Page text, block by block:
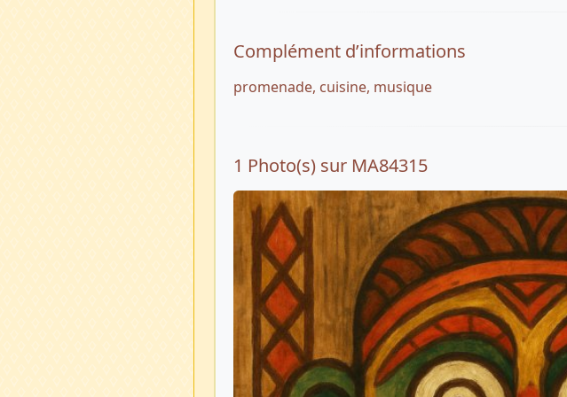
Complément d’informations
promenade, cuisine, musique
1 Photo(s) sur MA84315